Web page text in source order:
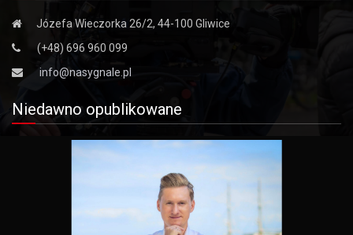
Józefa Wieczorka 26/2, 44-100 Gliwice
(+48) 696 960 099
info@nasygnale.pl
Niedawno opublikowane